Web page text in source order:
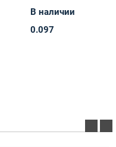
В наличии
0.097